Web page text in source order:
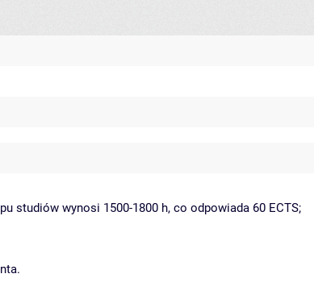
studiów wynosi 1500-1800 h, co odpowiada 60 ECTS;